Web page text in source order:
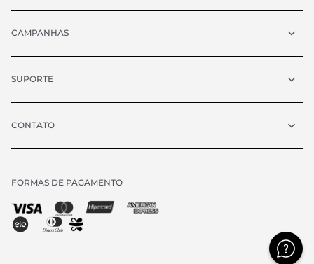
CAMPANHAS
SUPORTE
CONTATO
Chat
atendimento@vrcollezioni.com.br
Segunda - Quinta:
FORMAS DE PAGAMENTO